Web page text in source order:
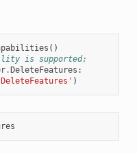
()
is supported:
.DeleteFeatures :
)